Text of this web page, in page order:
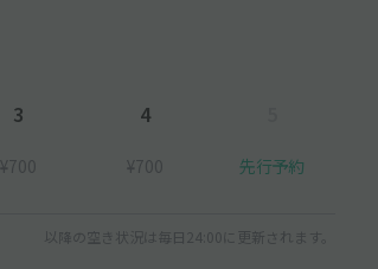
3
¥700
4
¥700 先行予約
以降の空き状況は毎日24:00に更新されます。